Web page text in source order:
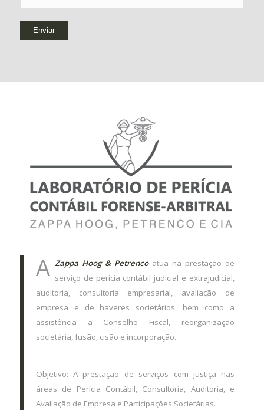
A Zappa Hoog & Petrencoatua na prestação de
serviço de perícia contábil judicial e extrajudicial,
auditoria, consultoria empresarial, avaliação de
empresa e de haveres societários, bem como a
assistência a Conselho Fiscal, reorganização
societária, fusão, cisão e incorporação.
Objetivo: A prestação de serviços com justiça nas
áreas de Perícia Contábil, Consultoria, Auditoria, e
Avaliação de Empresa e Participações Societárias.